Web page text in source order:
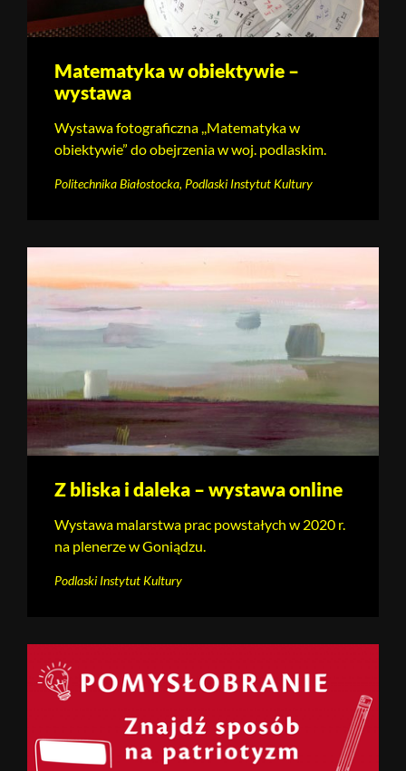
Matematyka w obiektywie –
wystawa
Wystawa fotograficzna ,,Matematyka w
obiektywie” do obejrzenia w woj. podlaskim.
Politechnika Białostocka, Podlaski Instytut Kultury
Z bliska i daleka – wystawa online
Wystawa malarstwa prac powstałych w 2020 r.
na plenerze w Goniądzu.
Podlaski Instytut Kultury